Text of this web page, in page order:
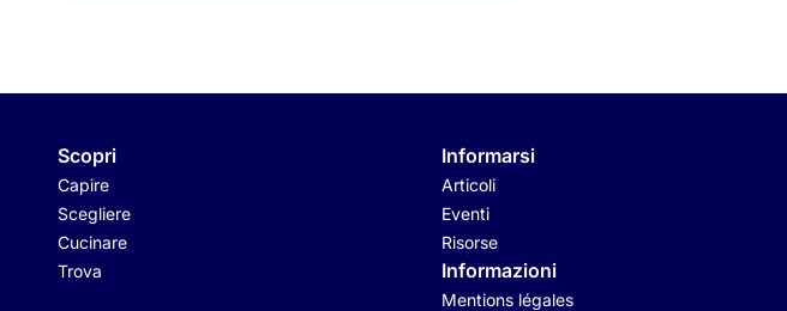
Scopri
Capire
Scegliere
Cucinare
Trova
Informarsi
Articoli
Eventi
Risorse
Informazioni
Mentions légales